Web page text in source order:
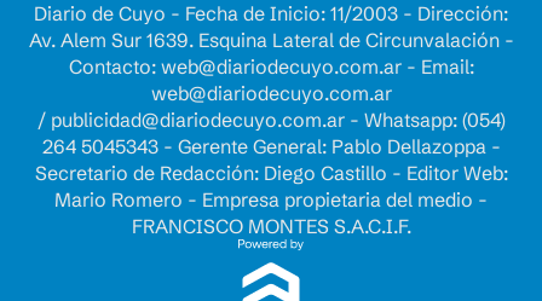
Diario de Cuyo - Fecha de Inicio: 11/2003 - Dirección:
Av. Alem Sur 1639. Esquina Lateral de Circunvalación -
Contacto: web@diariodecuyo.com.ar- Email:
web@diariodecuyo.com.ar
/ publicidad@diariodecuyo.com.ar- Whatsapp: (054)
264 5045343 - Gerente General: Pablo Dellazoppa -
Secretario de Redacción: Diego Castillo - Editor Web:
Mario Romero - Empresa propietaria del medio -
FRANCISCO MONTES S.A.C.I.F.